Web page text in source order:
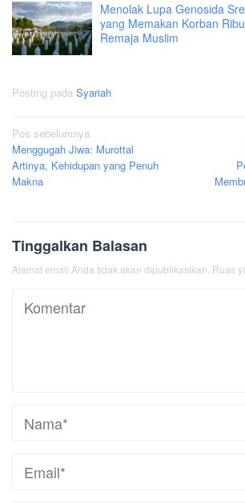
Menolak Lupa Genosida
yang Memakan Korban
Remaja Muslim
Posting pada Syariah
Navigasi
pos
Pos sebelumnya
Menggugah Jiwa: Murottal
Artinya, Kehidupan yang Penuh
Makna
Tinggalkan Balasan
Alamat email Anda tidak akan dipublikasikan. Ruas